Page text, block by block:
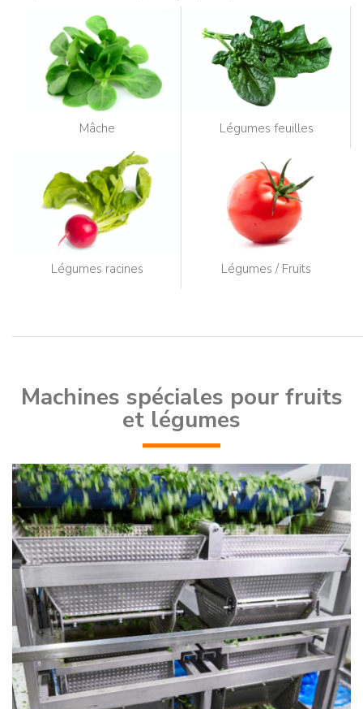
Mâche Légumes feuilles
Légumes racines Légumes / Fruits
Machines spéciales pour fruits
et légumes